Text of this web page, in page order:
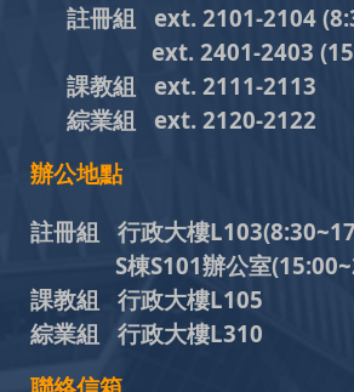
註冊組 ext. 2101-2104
ext. 2401-2403
課教組 ext. 2111-2113
綜業組
ext. 2120-2122
辦公地點
註冊組 行政大樓L103
S棟S101辦公室
課教組 行政大樓L105
綜業組 行政大樓L310